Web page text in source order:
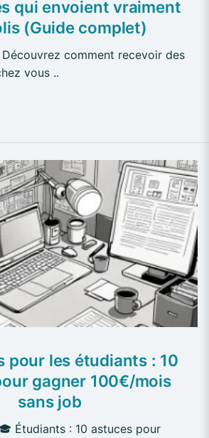
qui envoient vraiment
(Guide complet)
Découvrez comment recevoir des
vous ..
pour les étudiants : 10
gagner 100€/mois
sans job
Étudiants : 10 astuces pour